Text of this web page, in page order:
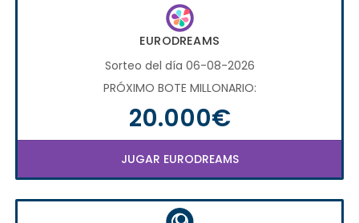
EURODREAMS
Sorteo del día 06-08-2026
PRÓXIMO BOTE MILLONARIO:
20.000€
JUGAR EURODREAMS